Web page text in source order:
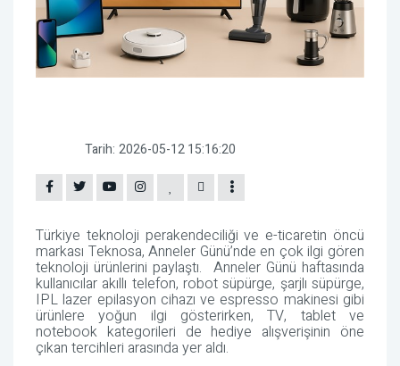
Tarih: 2026-05-12 15:16:20
Türkiye teknoloji perakendeciliği ve e-ticaretin öncü
markası Teknosa, Anneler Günü’nde en çok ilgi gören
teknoloji ürünlerini paylaştı. Anneler Günü haftasında
kullanıcılar akıllı telefon, robot süpürge, şarjlı süpürge,
IPL lazer epilasyon cihazı ve espresso makinesi gibi
ürünlere yoğun ilgi gösterirken, TV, tablet ve
notebook kategorileri de hediye alışverişinin öne
çıkan tercihleri arasında yer aldı.